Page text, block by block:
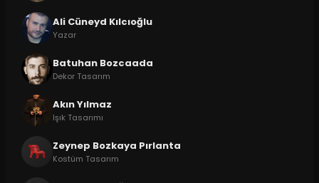
Ali Cüneyd Kılcıoğlu
Yazar
Batuhan Bozcaada
Dekor Tasarım
Akın Yılmaz
Işık Tasarımı
Zeynep Bozkaya Pırlanta
Kostüm Tasarım